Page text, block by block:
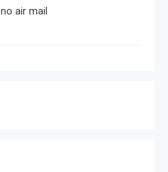
no air mail